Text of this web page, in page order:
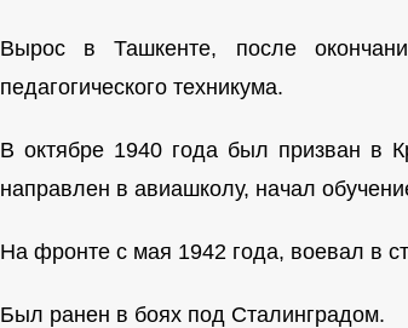
Вырос в Ташкенте, после
педагогического техникума.
В октябре 1940 года был призван в
направлен в авиашколу, начал
На фронте с мая 1942 года, воевал в
Был ранен в боях под Сталинградом.